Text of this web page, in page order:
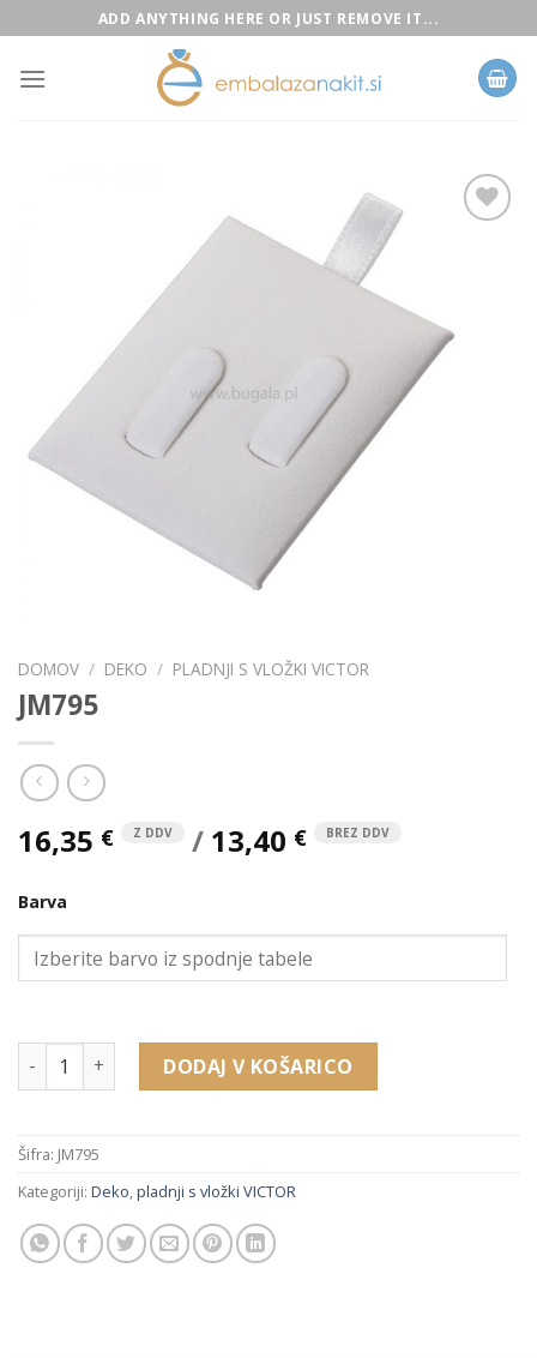
to
content
ADD ANYTHING HERE OR JUST REMOVE IT...
DOMOV / DEKO / PLADNJI S VLOŽKI VICTOR
JM795
16,35 € Z DDV / 13,40 € BREZ DDV
Barva
JM795 količina DODAJ V KOŠARICO
Šifra: JM795
Kategoriji: Deko pladnji s vložki VICTOR